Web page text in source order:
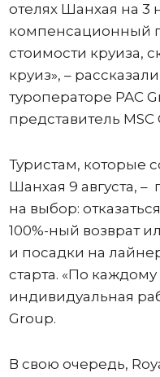
отелях Шанхая на 3
компенсационный
стоимости круиза,
круиз», –
туроператоре PAC
представитель
Туристам, которые
Шанхая 9 августа,
на выбор:
100%-ный возврат
и посадки на
старта. «По
индивидуальная
Group.
В свою очередь,